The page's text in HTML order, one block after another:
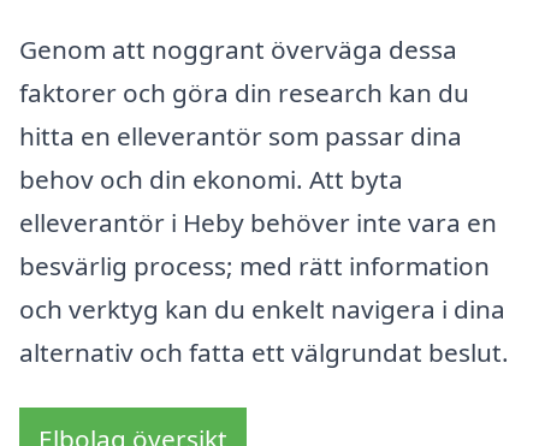
Genom att noggrant överväga dessa
faktorer och göra din research kan du
hitta en elleverantör som passar dina
behov och din ekonomi. Att byta
elleverantör i Heby behöver inte vara en
besvärlig process; med rätt information
och verktyg kan du enkelt navigera i dina
alternativ och fatta ett välgrundat beslut.
Elbolag översikt